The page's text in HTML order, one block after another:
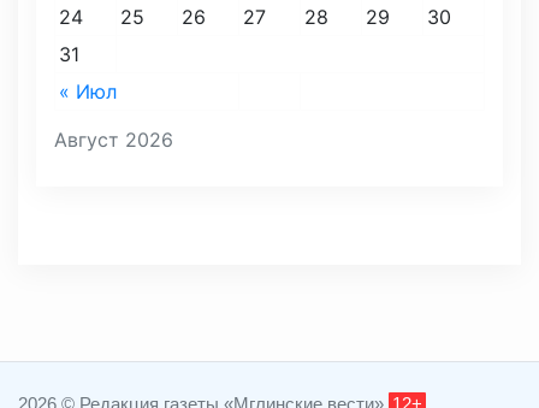
Август 2026
« Июл
24
25 26 27 28 29
30
31
2026 © Редакция газеты «Мглинские вести» 12+